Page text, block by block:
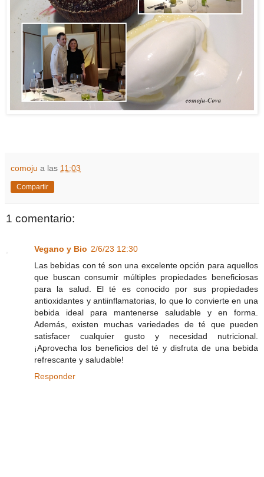
comoju a las 11:03
Compartir
1 comentario:
Vegano y Bio 2/6/23 12:30
Las bebidas con té son una excelente opción para aquellos
que buscan consumir múltiples propiedades beneficiosas
para la salud. El té es conocido por sus propiedades
antioxidantes y antiinflamatorias, lo que lo convierte en una
bebida ideal para mantenerse saludable y en forma.
Además, existen muchas variedades de té que pueden
satisfacer cualquier gusto y necesidad nutricional.
¡Aprovecha los beneficios del té y disfruta de una bebida
refrescante y saludable!
Responder